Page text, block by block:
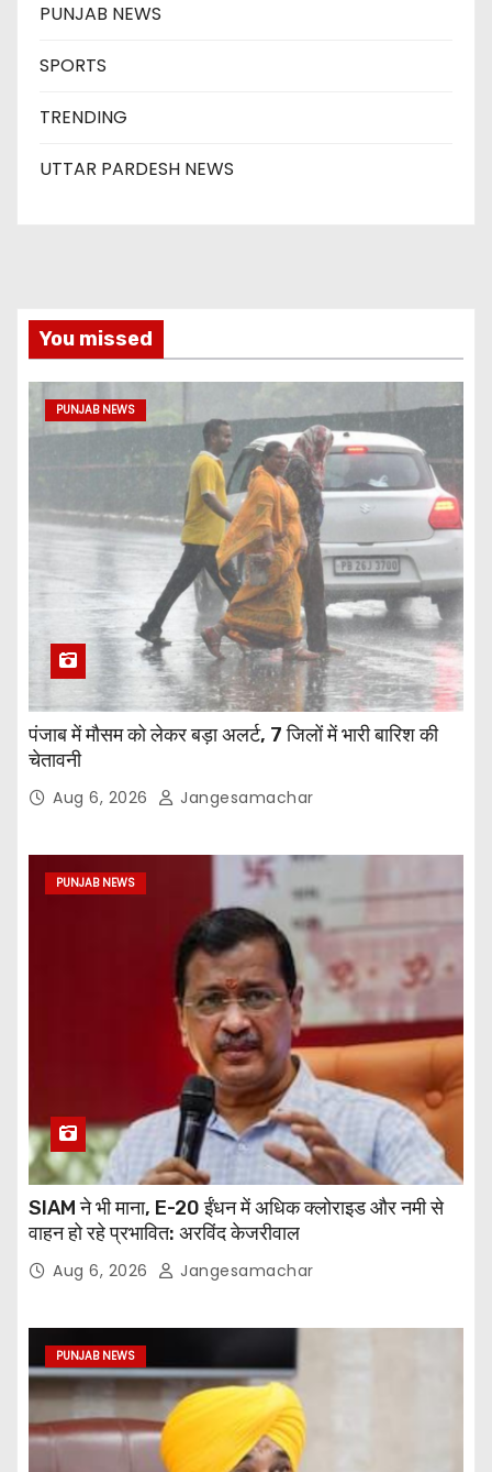
PUNJAB NEWS
SPORTS
TRENDING
UTTAR PARDESH NEWS
You missed
PUNJAB NEWS
पंजाब में मौसम को लेकर बड़ा अलर्ट, 7 जिलों में भारी बारिश की
चेतावनी
Aug 6, 2026 Jangesamachar
PUNJAB NEWS
SIAM ने भी माना, E-20 ईंधन में अधिक क्लोराइड और नमी से
वाहन हो रहे प्रभावित: अरविंद केजरीवाल
Aug 6, 2026 Jangesamachar
PUNJAB NEWS